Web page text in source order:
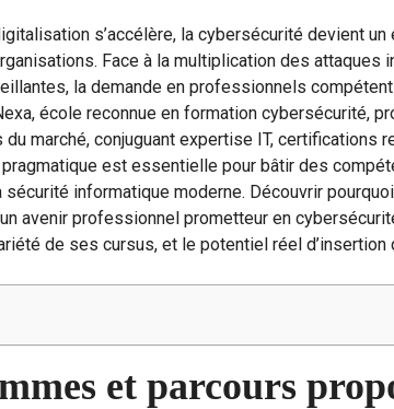
s’accélère, la cybersécurité devient
Face à la multiplication des attaques
la demande en professionnels
école reconnue en formation cybersécurité,
marché, conjuguant expertise IT, certifications
est essentielle pour bâtir des
informatique moderne. Découvrir
avenir professionnel prometteur en
de ses cursus, et le potentiel réel d’insertion
et parcours